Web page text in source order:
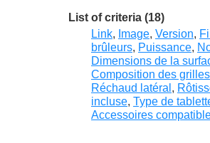
List of criteria (18)
Link, Image, Version,
brûleurs, Puissance,
Dimensions de la
Composition des grilles
Réchaud latéral ,
incluse, Type de
Accessoires